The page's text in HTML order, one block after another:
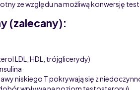
ze względu na możliwą konwersję
(zalecany):
LDL, HDL, trójglicerydy)
niskiego T pokrywają się z